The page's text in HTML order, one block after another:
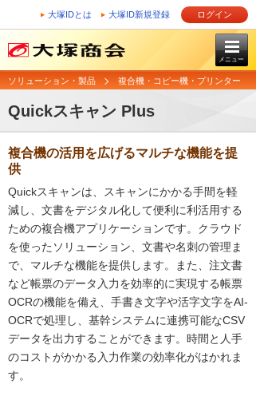
大塚IDとは 大塚ID新規登録 ログイン
メニュー
ソリューション・製品 複合機・コピー機・プリンター
Quickスキャン Plus
複合機の活用を広げるマルチな機能を提
供
Quickスキャンは、スキャンにかかる手間を軽
減し、文書をデジタル化して便利に利活用する
ための複合機アプリケーションです。クラウド
を使ったソリューション、文書や名刺の管理ま
で、マルチな機能を提供します。また、注文書
など帳票のデータ入力を効率的に実現する帳票
OCRの機能を備え、手書き文字や活字文字をAI-
OCRで処理し、基幹システムに連携可能なCSV
データを出力することができます。時間と人手
のコストがかかる入力作業の効率化がはかれま
す。